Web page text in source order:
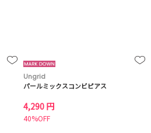
Ungrid
パールミックスコンビピアス
4,290 円
40%OFF